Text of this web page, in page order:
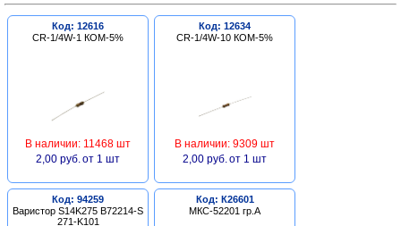
Код: 12616
CR-1/4W-1 КОМ-5%
В наличии: 11468 шт
2,00 руб. от 1 шт
Код: 12634
CR-1/4W-10 КОМ-5%
В наличии: 9309 шт
2,00 руб. от 1 шт
Код: 94259
Варистор S14K275 B72214-S
271-K101
Код: К26601
МКС-52201 гр.А